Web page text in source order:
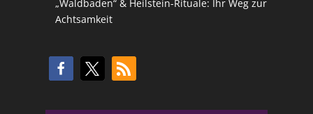
„Waldbaden“ & Heilstein-Rituale: Ihr Weg zur
Achtsamkeit